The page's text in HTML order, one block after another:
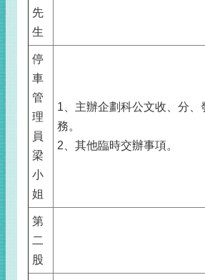
先
生
停
車
管
理
員
梁
小
姐
1、主辦企劃科公文收、分、
務。
2、其他臨時交辦事項。
第
二
股